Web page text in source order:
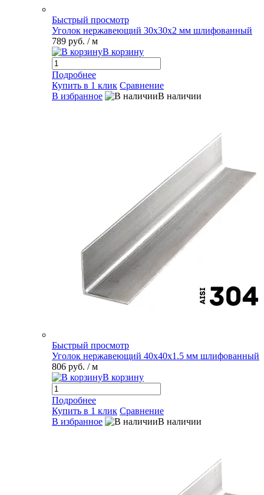
Быстрый просмотр
Уголок нержавеющий 30х30х2 мм шлифованный
789 руб. / м
В корзину
Подробнее
Купить в 1 клик Сравнение
В избранное
В наличии
Быстрый просмотр
Уголок нержавеющий 40х40х1.5 мм шлифованный
806 руб. / м
В корзину
Подробнее
Купить в 1 клик Сравнение
В избранное
В наличии